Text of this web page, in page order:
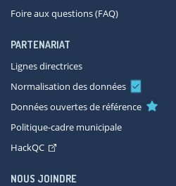
Foire aux questions (FAQ)
PARTENARIAT
Lignes directrices
Normalisation des données
Données ouvertes de référence
Politique-cadre municipale
HackQC
NOUS JOINDRE